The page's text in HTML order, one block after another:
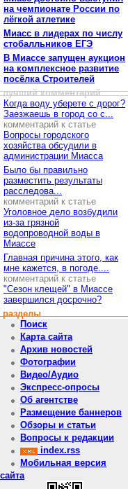
на чемпионате России по
лёгкой атлетике
Миасс в лидерах по числу
стобалльников ЕГЭ
В Миассе запущен аукцион
на комплексное развитие
посёлка Строителей
лучший комментарий
Когда воду уберете с дорог?
Заезжаешь в город со с...
комментарий к статье
Вопросы городского
хозяйства обсудили в
администрации Миасса
Было бы правильно
разместить результаты
расследова...
комментарий к статье
Уголовное дело возбудили
из-за грязной
водопроводной воды в
Миассе
Главная причина этого, как
мне кажется, в погоде....
комментарий к статье
"Сезон клещей" в Миассе
завершился досрочно?
разделы
Поиск
Карта сайта
Архив новостей
Фотографии
Видео/Аудио
Экспресс-опросы
Об агентстве
Размещение баннеров
Обзоры и статьи
Вопросы к редакции
index.rss
Мобильная версия
сайта